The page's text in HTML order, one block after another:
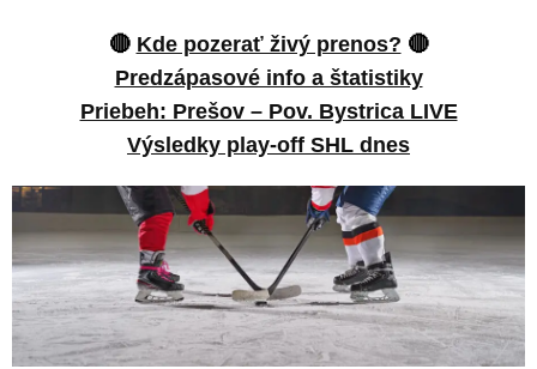
🔴 Kde pozerať živý prenos? 🔴
Predzápasové info a štatistiky
Priebeh: Prešov – Pov. Bystrica LIVE
Výsledky play-off SHL dnes